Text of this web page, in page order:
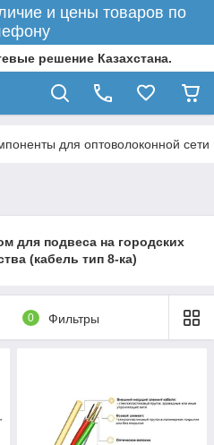
и цены товаров по
решение Казахстана.
для оптоволоконной сети
для подвеса на городских
(кабель тип 8-ка)
0 Фильтры